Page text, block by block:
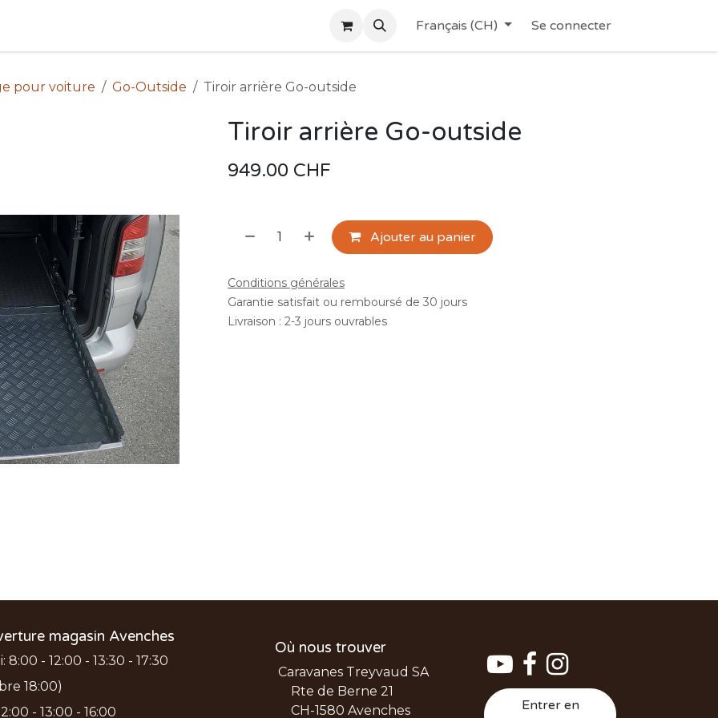
Français (CH) Se connecter
pour voiture Go-Outside Tiroir arrière Go-outside
Tiroir arrière Go-outside
949.00 CHF
Ajouter au panier
Conditions générales
Garantie satisfait ou remboursé de 30 jours
Livraison : 2-3 jours ouvrables
Entrer en
magasin Avenches
- 12:00 - 13:30 - 17:30
18:00)
- 13:00 - 16:00
Où nous trouver
Caravanes Treyvaud SA
Rte de Berne 21
CH-1580 Avenches